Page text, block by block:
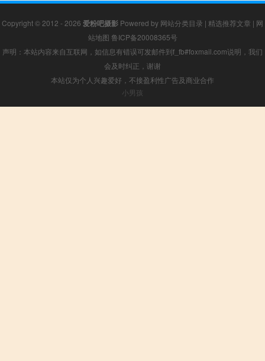
Copyright © 2012 - 2026 爱粉吧摄影 Powered by 网站分类目录 | 精选推荐文章 | 网
站地图 鲁ICP备20008365号
声明：本站内容来自互联网，如信息有错误可发邮件到f_fb#foxmail.com说明，我们
会及时纠正，谢谢
本站仅为个人兴趣爱好，不接盈利性广告及商业合作
小男孩